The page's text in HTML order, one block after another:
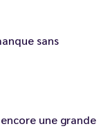
sans
une grande